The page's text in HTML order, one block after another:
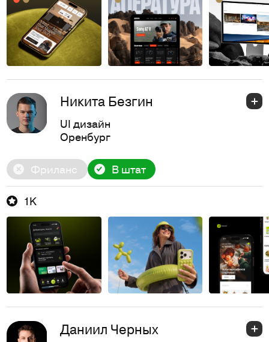
Никита Безгин
UI дизайн
Оренбург
Фриланс В штат
1K
Даниил Черных